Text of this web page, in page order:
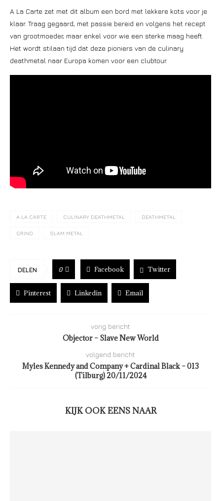
A La Carte zet met dit album een bord met lekkere kots voor je
klaar. Traag gegaard, met passie bereid en volgens het recept
van grootmoeder, maar enkel voor wie een sterke maag heeft.
Het wordt stilaan tijd dat deze pioniers van de culinary
deathmetal naar Europa komen voor een clubtour.
A LA CARTE CULINARY DEATHMETAL DEATHMETAL
GRIND SLAM METAL
DELEN 0 Facebook Twitter
Pinterest Linkedin Email
vorig bericht
Objector – Slave New World
volgend bericht
Myles Kennedy and Company + Cardinal Black – 013
(Tilburg) 20/11/2024
KIJK OOK EENS NAAR